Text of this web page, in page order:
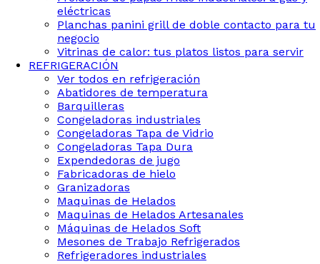
eléctricas
Planchas panini grill de doble contacto para tu
negocio
Vitrinas de calor: tus platos listos para servir
REFRIGERACIÓN
Ver todos en refrigeración
Abatidores de temperatura
Barquilleras
Congeladoras industriales
Congeladoras Tapa de Vidrio
Congeladoras Tapa Dura
Expendedoras de jugo
Fabricadoras de hielo
Granizadoras
Maquinas de Helados
Maquinas de Helados Artesanales
Máquinas de Helados Soft
Mesones de Trabajo Refrigerados
Refrigeradores industriales